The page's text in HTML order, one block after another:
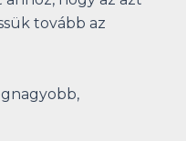
tovább az